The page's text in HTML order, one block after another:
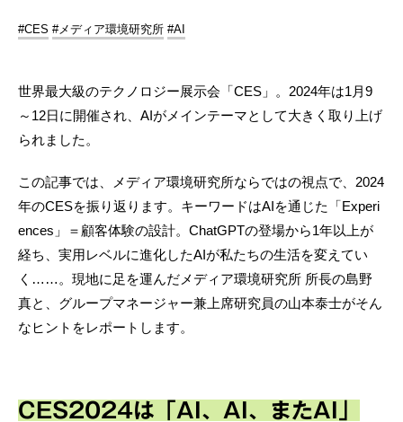
#CES #メディア環境研究所 #AI
世界最大級のテクノロジー展示会「CES」。2024年は1月9
～12日に開催され、AIがメインテーマとして大きく取り上げ
られました。
この記事では、メディア環境研究所ならではの視点で、2024
年のCESを振り返ります。キーワードはAIを通じた「Experi
ences」＝顧客体験の設計。ChatGPTの登場から1年以上が
経ち、実用レベルに進化したAIが私たちの生活を変えてい
く……。現地に足を運んだメディア環境研究所 所長の島野
真と、グループマネージャー兼上席研究員の山本泰士がそん
なヒントをレポートします。
CES2024は「AI、AI、またAI」